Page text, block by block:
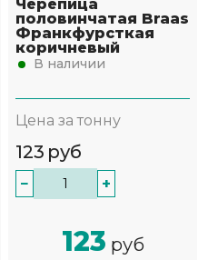
Черепица
половинчатая Braas
Франкфурсткая
коричневый
В наличии
Цена за тонну
123 руб
− +
123 руб